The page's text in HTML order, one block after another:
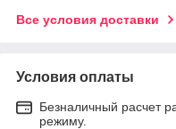
Все условия доставки
Условия оплаты
Безналичный расчет
режиму.